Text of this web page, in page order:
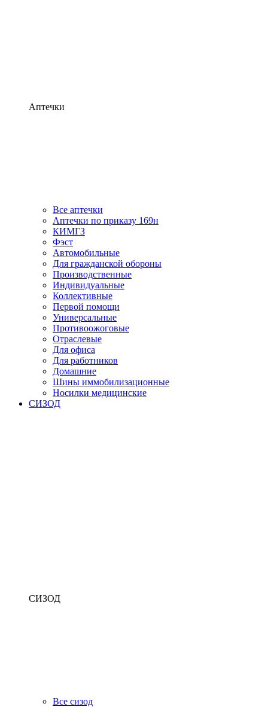
Аптечки
Все аптечки
Аптечки по приказу 169н
КИМГЗ
Фэст
Автомобильные
Для гражданской обороны
Производственные
Индивидуальные
Коллективные
Первой помощи
Универсальные
Противоожоговые
Отраслевые
Для офиса
Для работников
Домашние
Шины иммобилизационные
Носилки медицинские
СИЗОД
СИЗОД
Все сизод